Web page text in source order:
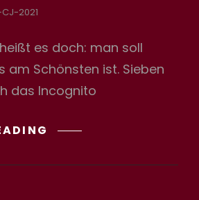
2021
es doch: man soll
am Schönsten ist. Sieben
das Incognito
ABSCHIED
DEN